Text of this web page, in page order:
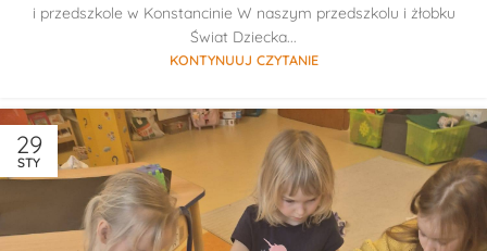
i przedszkole w Konstancinie W naszym przedszkolu i żłobku
Świat Dziecka...
KONTYNUUJ CZYTANIE
29
STY